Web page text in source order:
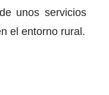
unos servicios
el entorno rural.